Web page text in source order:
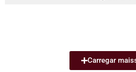
Carregar